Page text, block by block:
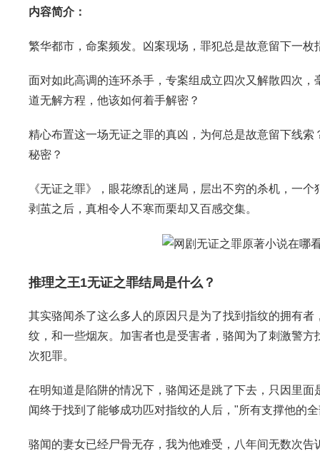
内容简介：
繁华都市，命案频发。凶案现场，罪犯总是故意留下一
面对如此高调的连环杀手，专案组成立四次又解散四次
道无解方程，他该如何着手解密？
精心布置这一场无证之罪的真凶，为何总是故意留下线
秘密？
《无证之罪》，眼花缭乱的迷局，层出不穷的杀机，一
剥茧之后，真相令人不寒而栗却又百感交集。
推理之王1无证之罪结局是什么？
其实骆闻杀了这么多人的原因只是为了找到指纹的拥有
纹，和一些烟灰。加害者也是受害者，骆闻为了刺激警
次犯罪。
在明知道是陷阱的情况下，骆闻还是跳了下去，只因里
闻终于找到了能够成功匹对指纹的人后，"所有支撑他的
骆闻的妻女已经尸骨无存，我为他难受，八年间无数次